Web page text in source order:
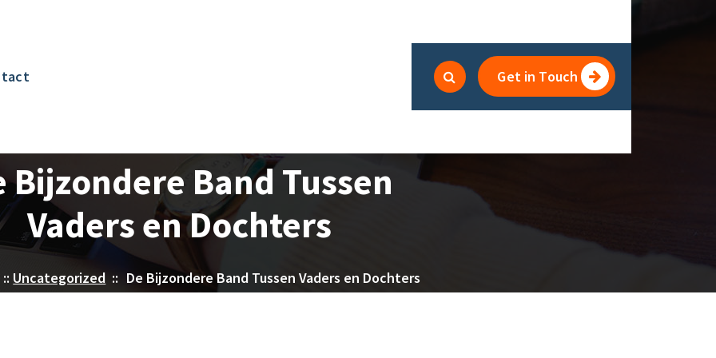
Get in Touch
Bijzondere Band Tussen
Vaders en Dochters
:: Uncategorized :: De Bijzondere Band Tussen Vaders en Dochters